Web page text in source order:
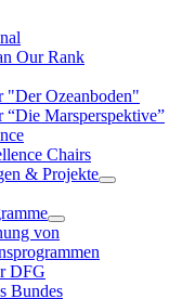
Our Rank
"Der Ozeanboden"
“Die Marsperspektive”
Chairs
& Projekte
von
DFG
Bundes